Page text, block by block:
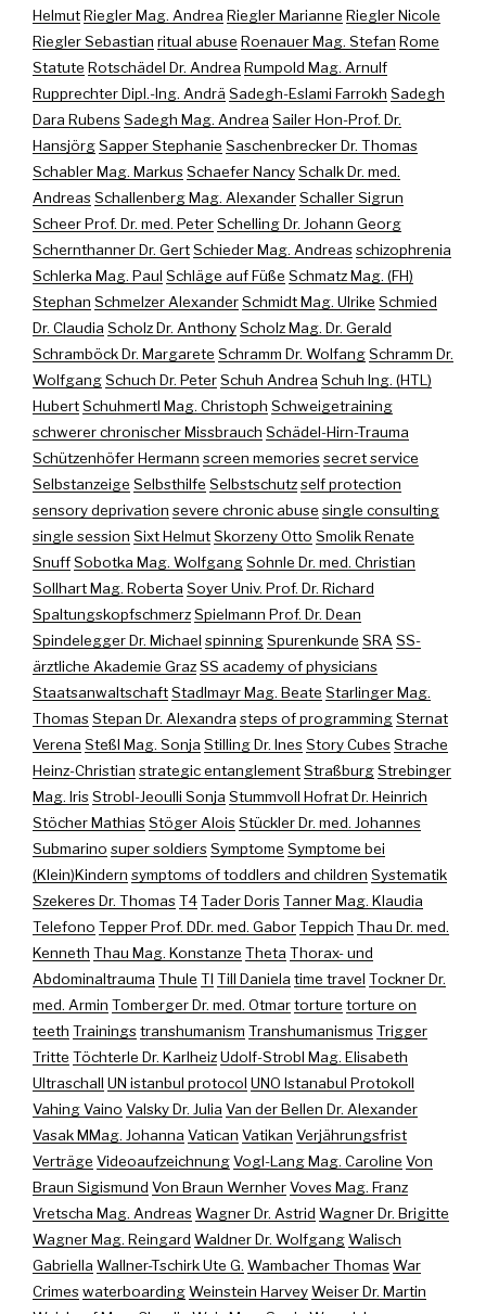
HelmutRiegler Mag. Andrea Riegler Marianne Riegler Nicole
Riegler Sebastian ritual abuse Roenauer Mag. Stefan Rome
Statute Rotschädel Dr. Andrea Rumpold Mag. Arnulf
Rupprechter Dipl.-Ing. Andrä Sadegh-Eslami Farrokh Sadegh
Dara RubensSadegh Mag. Andrea Sailer Hon-Prof. Dr.
HansjörgSapper Stephanie Saschenbrecker Dr. Thomas
Schabler Mag. MarkusSchaefer NancySchalk Dr. med.
AndreasSchallenberg Mag. AlexanderSchaller Sigrun
Scheer Prof. Dr. med. PeterSchelling Dr. Johann Georg
Schernthanner Dr. GertSchieder Mag. Andreasschizophrenia
Schlerka Mag. Paul Schläge auf Füße Schmatz Mag. (FH)
Stephan Schmelzer AlexanderSchmidt Mag. Ulrike Schmied
Dr. Claudia Scholz Dr. AnthonyScholz Mag. Dr. Gerald
Schramböck Dr. Margarete Schramm Dr. WolfangSchramm Dr.
WolfgangSchuch Dr. PeterSchuh Andrea Schuh Ing. (HTL)
HubertSchuhmertl Mag. Christoph Schweigetraining
schwerer chronischer Missbrauch Schädel-Hirn-Trauma
Schützenhöfer Hermann screen memoriessecret service
Selbstanzeige Selbsthilfe Selbstschutzself protection
sensory deprivation severe chronic abuse single consulting
single session Sixt HelmutSkorzeny Otto Smolik Renate
SnuffSobotka Mag. WolfgangSohnle Dr. med. Christian
Sollhart Mag. Roberta Soyer Univ. Prof. Dr. Richard
SpaltungskopfschmerzSpielmann Prof. Dr. Dean
Spindelegger Dr. Michael spinningSpurenkunde SRA SS-
ärztliche Akademie GrazSS academy of physicians
StaatsanwaltschaftStadlmayr Mag. Beate Starlinger Mag.
ThomasStepan Dr. Alexandra steps of programmingSternat
Verena Steßl Mag. Sonja Stilling Dr. InesStory CubesStrache
Heinz-Christian strategic entanglementStraßburgStrebinger
Mag. IrisStrobl-Jeoulli Sonja Stummvoll Hofrat Dr. Heinrich
Stöcher MathiasStöger AloisStückler Dr. med. Johannes
Submarino super soldiersSymptome Symptome bei
(Klein)Kindern symptoms of toddlers and children Systematik
Szekeres Dr. ThomasT4Tader DorisTanner Mag. Klaudia
Telefono Tepper Prof. DDr. med. GaborTeppich Thau Dr. med.
Kenneth Thau Mag. Konstanze Theta Thorax- und
Abdominaltrauma Thule TI Till Daniela time travel Tockner Dr.
med. Armin Tomberger Dr. med. Otmartorture torture on
teeth Trainingstranshumanism TranshumanismusTrigger
Tritte Töchterle Dr. KarlheizUdolf-Strobl Mag. Elisabeth
Ultraschall UN istanbul protocol UNO Istanabul Protokoll
Vahing Vaino Valsky Dr. Julia Van der Bellen Dr. Alexander
Vasak MMag. Johanna Vatican Vatikan Verjährungsfrist
Verträge VideoaufzeichnungVogl-Lang Mag. Caroline Von
Braun Sigismund Von Braun WernherVoves Mag. Franz
Vretscha Mag. AndreasWagner Dr. Astrid Wagner Dr. Brigitte
Wagner Mag. Reingard Waldner Dr. WolfgangWalisch
Gabriella Wallner-Tschirk Ute G. Wambacher ThomasWar
CrimeswaterboardingWeinstein HarveyWeiser Dr. Martin